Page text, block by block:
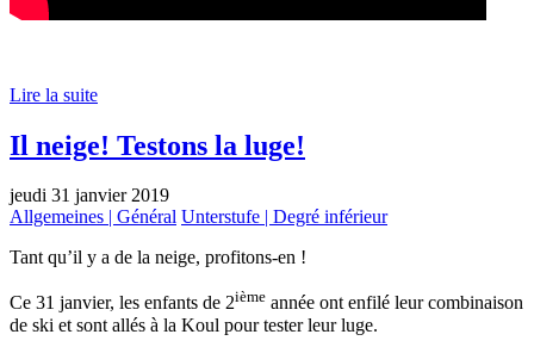
Lire la suite
Il neige! Testons la luge!
jeudi 31 janvier 2019
Allgemeines | Général Unterstufe | Degré inférieur
Tant qu’il y a de la neige, profitons-en !
Ce 31 janvier, les enfants de 2ième année ont enfilé leur combinaison
de ski et sont allés à la Koul pour tester leur luge.